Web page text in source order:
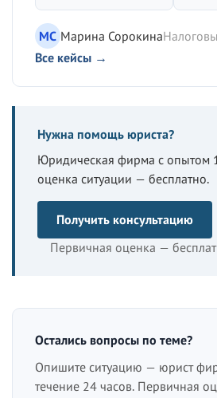
МС Марина Сорокина
Все кейсы →
Нужна помощь юриста?
Юридическая фирма с опытом
оценка ситуации — бесплатно.
Получить консультацию
Первичная оценка —
Остались вопросы по теме?
Опишите ситуацию — юрист
течение 24 часов. Первичная